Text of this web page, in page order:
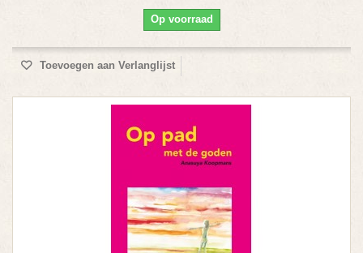
Op voorraad
Toevoegen aan Verlanglijst